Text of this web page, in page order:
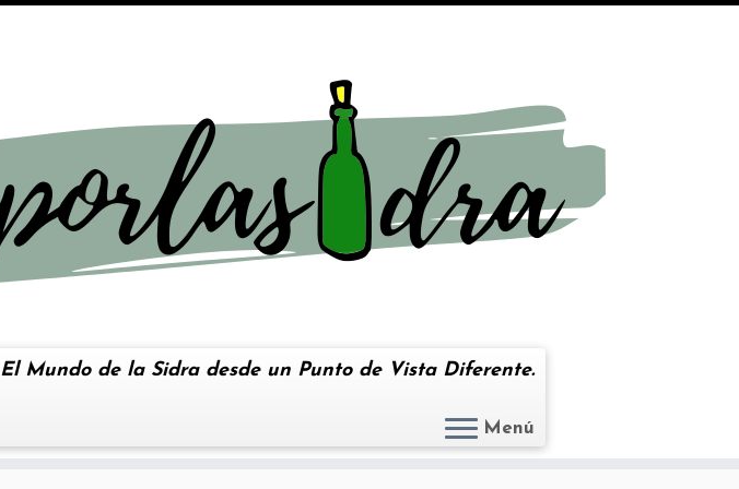
El Mundo de la Sidra desde un Punto de Vista Diferente.
Menú